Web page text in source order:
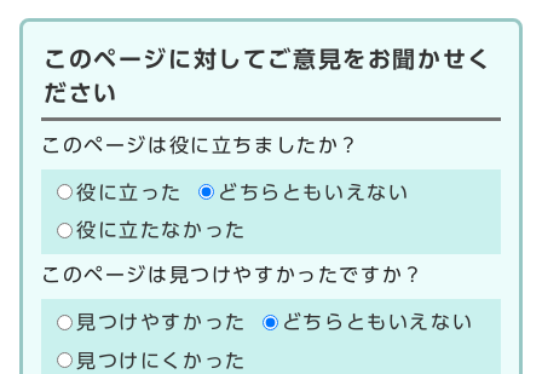
このページに対してご意見をお聞かせく
ださい
このページは役に立ちましたか？
役に立った
どちらともいえない
役に立たなかった
このページは見つけやすかったですか？
見つけやすかった
どちらともいえない
見つけにくかった